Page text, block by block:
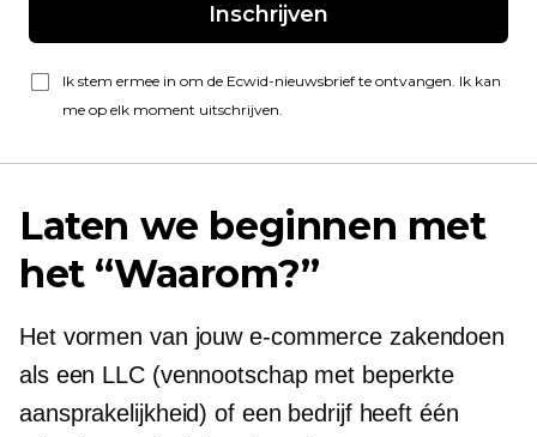
Inschrijven
Ik stem ermee in om de Ecwid-nieuwsbrief te ontvangen. Ik kan
me op elk moment uitschrijven.
Laten we beginnen met
het “Waarom?”
Het vormen van jouw e-commerce zakendoen
als een LLC (vennootschap met beperkte
aansprakelijkheid) of een bedrijf heeft één